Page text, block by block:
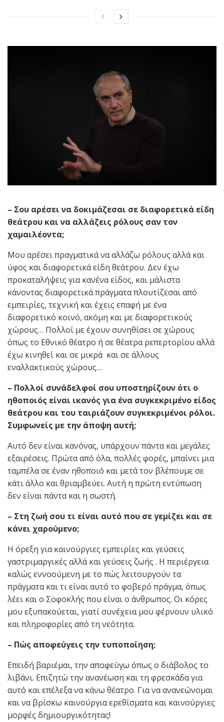
– Σου αρέσει να δοκιμάζεσαι σε διαφορετικά είδη
θεάτρου και να αλλάζεις ρόλους σαν τον
χαμαιλέοντα;
Μου αρέσει πραγματικά να αλλάζω ρόλους αλλά και
ύφος και διαφορετικά είδη θεάτρου. Δεν έχω
προκαταλήψεις για κανένα είδος, και μάλιστα
κάνοντας διαφορετικά πράγματα πλουτίζεσαι από
εμπειρίες, τεχνική και έχεις επαφή με ένα
διαφορετικό κοινό, ακόμη και με διαφορετικούς
χώρους… Πολλοί με έχουν συνηθίσει σε χώρους
όπως το Εθνικό θέατρο ή σε θέατρα ρεπερτορίου αλλά
έχω κινηθεί και σε μικρά και σε άλλους
εναλλακτικούς χώρους…
– Πολλοί συνάδελφοί σου υποστηρίζουν ότι ο
ηθοποιός είναι ικανός για ένα συγκεκριμένο είδος
θεάτρου και του ταιριάζουν συγκεκριμένοι ρόλοι.
Συμφωνείς με την άποψη αυτή;
Αυτό δεν είναι κανόνας, υπάρχουν πάντα και μεγάλες
εξαιρέσεις. Πρώτα από όλα, πολλές φορές, μπαίνει μια
ταμπέλα σε έναν ηθοποιό και μετά τον βλέπουμε σε
κάτι άλλο και θριαμβεύει. Αυτή η πρώτη εντύπωση
δεν είναι πάντα και η σωστή.
– Στη ζωή σου τι είναι αυτό που σε γεμίζει και σε
κάνει χαρούμενο;
Η όρεξη για καινούργιες εμπειρίες και γεύσεις
γαστριμαργικές αλλά και γεύσεις ζωής . Η περιέργεια
καλώς εννοούμενη με το πώς λειτουργούν τα
πράγματα και τι είναι αυτό το φοβερό πράγμα, όπως
λέει και ο Σοφοκλής που είναι ο άνθρωπος. Οι κόρες
μου εξυπακούεται, γιατί συνέχεια μου φέρνουν υλικό
και πληροφορίες από τη νεότητα.
– Πώς αποφεύγεις την τυποποίηση;
Επειδή βαριέμαι, την αποφεύγω όπως ο διάβολος το
λιβάνι. Επιζητώ την ανανέωση και τη φρεσκάδα για
αυτό και επέλεξα να κάνω θέατρο. Για να ανανεώνομαι
και να βρίσκω καινούργια ερεθίσματα και καινούργιες
μορφές δημιουργικότητας!